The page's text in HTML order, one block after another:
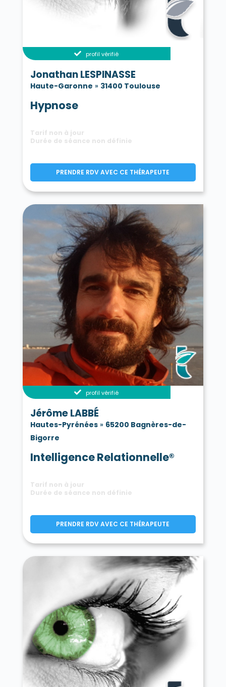
profil vérifié
Jonathan LESPINASSE
Haute-Garonne » 31400 Toulouse
Hypnose
Tarif non à jour
Durée de séance non définie
PRENDRE RDV AVEC CE THÉRAPEUTE
profil vérifié
Jérôme LABBÉ
Hautes-Pyrénées» 65200 Bagnères-de-
Bigorre
Intelligence Relationnelle®
Tarif non à jour
Durée de séance non définie
PRENDRE RDV AVEC CE THÉRAPEUTE